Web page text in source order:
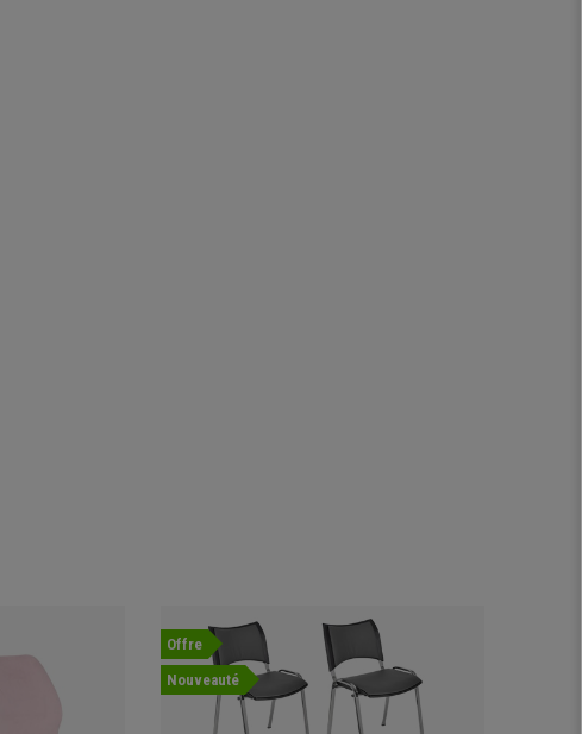
Offre
Nouveauté